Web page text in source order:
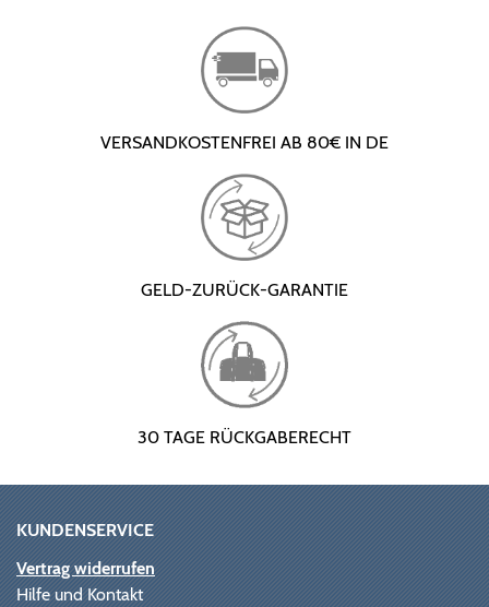
VERSANDKOSTENFREI AB 80€ IN DE
GELD-ZURÜCK-GARANTIE
30 TAGE RÜCKGABERECHT
KUNDENSERVICE
Vertrag widerrufen
Hilfe und Kontakt